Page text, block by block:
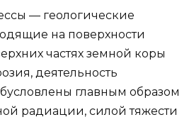
— геологические
на поверхности
частях земной коры
деятельность
главным образом
радиации, силой тяжести